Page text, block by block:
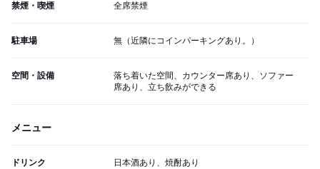
禁煙・喫煙 全席禁煙
駐車場 無（近隣にコインパーキングあり。）
空間・設備
落ち着いた空間、カウンター席あり、ソファー
席あり、立ち飲みができる
メニュー
ドリンク 日本酒あり、焼酎あり